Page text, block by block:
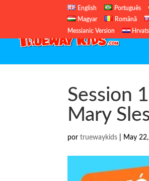
English Português
Magyar
Română
Messianic Version
Session
Mary
portruewaykids May